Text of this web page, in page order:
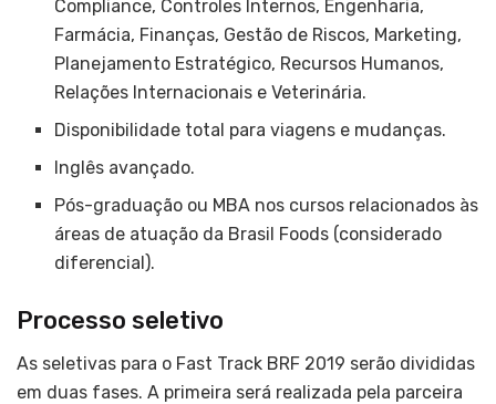
Compliance, Controles Internos, Engenharia,
Farmácia, Finanças, Gestão de Riscos, Marketing,
Planejamento Estratégico, Recursos Humanos,
Relações Internacionais e Veterinária.
Disponibilidade total para viagens e mudanças.
Inglês avançado.
Pós-graduação ou MBA nos cursos relacionados às
áreas de atuação da Brasil Foods (considerado
diferencial).
Processo seletivo
As seletivas para o Fast Track BRF 2019 serão divididas
em duas fases. A primeira será realizada pela parceira